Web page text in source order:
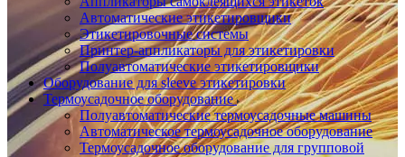
Автоматические этикетировщики
Этикетировочные системы
Принтер-аппликаторы для этикетировки
Полуавтоматические этикетировщики
Оборудование для sleeve этикетировки
Термоусадочное оборудование
Полуавтоматические термоусадочные машины
Автоматическое термоусадочное оборудование
Термоусадочное оборудование для групповой